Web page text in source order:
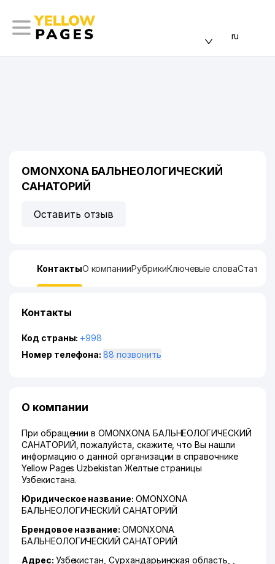
ru
OMONXONA БАЛЬНЕОЛОГИЧЕСКИЙ
САНАТОРИЙ
Оставить отзыв
КонтактыО компанииРубрикиКлючевые слова
Контакты
Код страны: +998
Номер телефона:
88 позвонить
О компании
При обращении в OMONXONA БАЛЬНЕОЛОГИЧЕСКИЙ
САНАТОРИЙ, пожалуйста, скажите, что Вы нашли
информацию о данной организации в справочнике
Yellow Pages Uzbekistan Желтые страницы
Узбекистана.
Юридическое название: OMONXONA
БАЛЬНЕОЛОГИЧЕСКИЙ САНАТОРИЙ
Брендовое название: OMONXONA
БАЛЬНЕОЛОГИЧЕСКИЙ САНАТОРИЙ
Адрес: Узбекистан,Сурхандарьинская область